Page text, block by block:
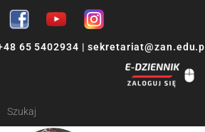
65 5402934 | sekretariat@zan.edu.pl